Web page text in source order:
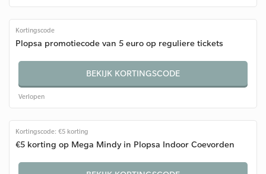
Kortingscode
Plopsa promotiecode van 5 euro op reguliere tickets
BEKIJK KORTINGSCODE
Verlopen
Kortingscode: €5 korting
€5 korting op Mega Mindy in Plopsa Indoor Coevorden